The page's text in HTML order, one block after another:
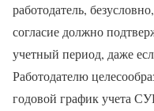
работодатель,
согласие должно
учетный период, даже
Работодателю
годовой график учета